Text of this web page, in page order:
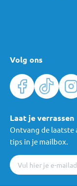
Volg ons
Laat je verrassen
Ontvang de laatste
tips in je mailbox.